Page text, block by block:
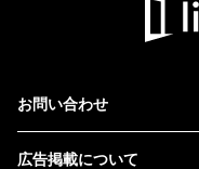
お問い合わせ
広告掲載について